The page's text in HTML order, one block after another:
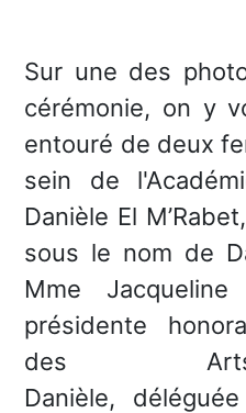
Sur une des
cérémonie, on y
entouré de deux
sein de
Danièle El
sous le nom de
Mme
présidente
des Arts-
Danièle,